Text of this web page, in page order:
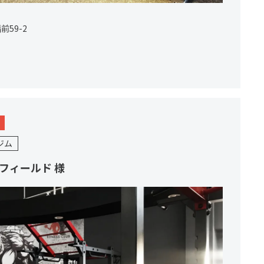
59-2
ム
ィールド 様